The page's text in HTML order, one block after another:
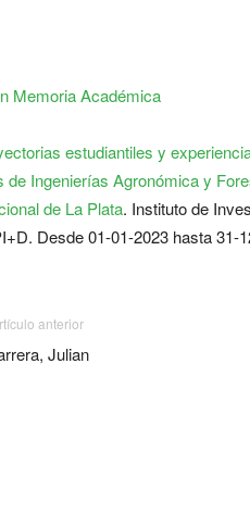
Memoria Académica
estudiantiles y
de Ingenierías Agronómica y
de La Plata. Instituto de
Desde 01-01-2023 hasta 31-
anterior
Julian